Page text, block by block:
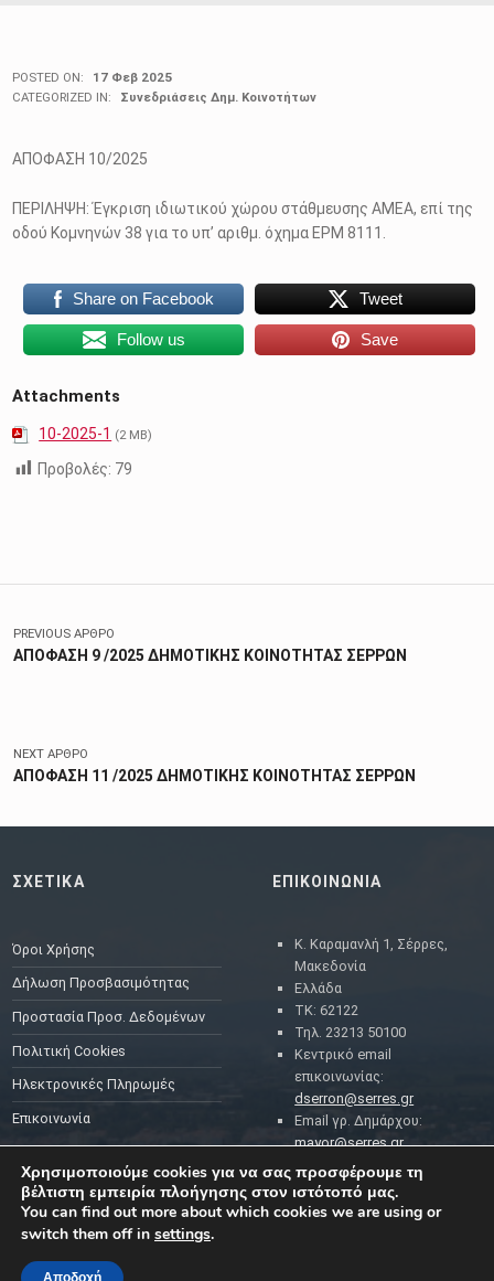
POSTED ON:
17 Φεβ 2025
CATEGORIZED IN:
Συνεδριάσεις Δημ. Κοινοτήτων
ΑΠΟΦΑΣΗ 10/2025
ΠΕΡΙΛΗΨΗ: Έγκριση ιδιωτικού χώρου στάθμευσης ΑΜΕΑ, επί της
οδού Κομνηνών 38 για το υπ’ αριθμ. όχημα ΕΡΜ 8111.
Share on Facebook Tweet
Follow us Save
Attachments
10-2025-1 (2 MB)
Προβολές: 79
Πλοήγηση άρθρων
PREVIOUS ΆΡΘΡΟ
ΑΠΟΦΑΣΗ 9 /2025 ΔΗΜΟΤΙΚΗΣ ΚΟΙΝΟΤΗΤΑΣ ΣΕΡΡΩΝ
NEXT ΆΡΘΡΟ
ΑΠΟΦΑΣΗ 11 /2025 ΔΗΜΟΤΙΚΗΣ ΚΟΙΝΟΤΗΤΑΣ ΣΕΡΡΩΝ
ΣΧΕΤΙΚΑ
Όροι Χρήσης
Δήλωση Προσβασιμότητας
Προστασία Προσ. Δεδομένων
Πολιτική Cookies
Ηλεκτρονικές Πληρωμές
Επικοινωνία
ΕΠΙΚΟΙΝΩΝΙΑ
Κ. Καραμανλή 1, Σέρρες,
Μακεδονία
Ελλάδα
ΤΚ: 62122
Τηλ. 23213 50100
Κεντρικό email
επικοινωνίας:
dserron@serres.gr
Email γρ. Δημάρχου:
mayor@serres.gr
Email DPO (Υπευθύνου
Προστασίας Δεδομένων):
dpo@serres.gr
Χρησιμοποιούμε cookies για να σας προσφέρουμε τη
βέλτιστη εμπειρία πλοήγησης στον ιστότοπό μας.
You can find out more about which cookies we are using or
switch them off in settings.